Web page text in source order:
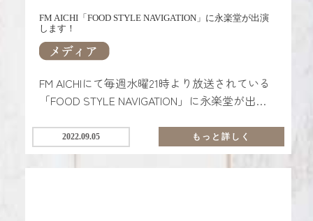
FM AICHI「FOOD STYLE NAVIGATION」に永楽堂が出演
します！
FM AICHIにて毎週水曜21時より放送されている
「FOOD STYLE NAVIGATION」に永楽堂が出演
2022.09.05 もっと詳しく